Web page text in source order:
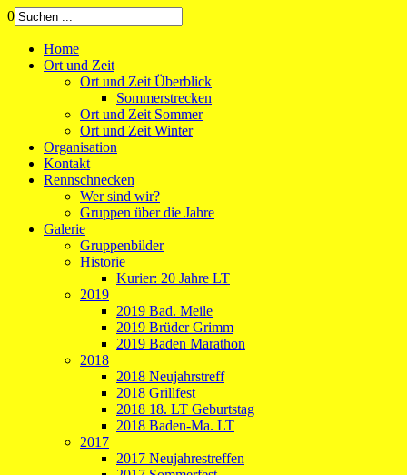
0
Home
Ort und Zeit
Ort und Zeit Überblick
Sommerstrecken
Ort und Zeit Sommer
Ort und Zeit Winter
Organisation
Kontakt
Rennschnecken
Wer sind wir?
Gruppen über die Jahre
Galerie
Gruppenbilder
Historie
Kurier: 20 Jahre LT
2019
2019 Bad. Meile
2019 Brüder Grimm
2019 Baden Marathon
2018
2018 Neujahrstreff
2018 Grillfest
2018 18. LT Geburtstag
2018 Baden-Ma. LT
2017
2017 Neujahrestreffen